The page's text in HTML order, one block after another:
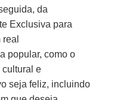
da
Exclusiva para
popular, como o
cultural e
seja feliz, incluindo